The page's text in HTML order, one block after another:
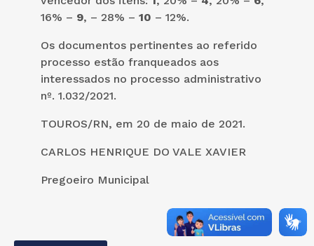
16% – 9, – 28% – 10 – 12%.
Os documentos pertinentes ao referido
processo estão franqueados aos
interessados no processo administrativo
nº. 1.032/2021.
TOUROS/RN, em 20 de maio de 2021.
CARLOS HENRIQUE DO VALE XAVIER
Pregoeiro Municipal